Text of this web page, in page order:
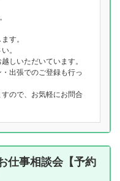
す。
。
しいただいています。
出張でのご登録も行っ
ので、お気軽にお問合
仕事相談会【予約